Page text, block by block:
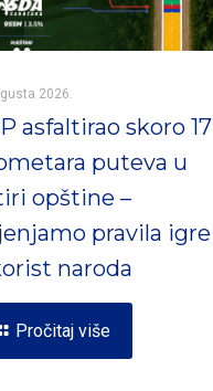
2026.
asfaltirao skoro 17
puteva u
opštine –
pravila igre
naroda
Pročitaj više